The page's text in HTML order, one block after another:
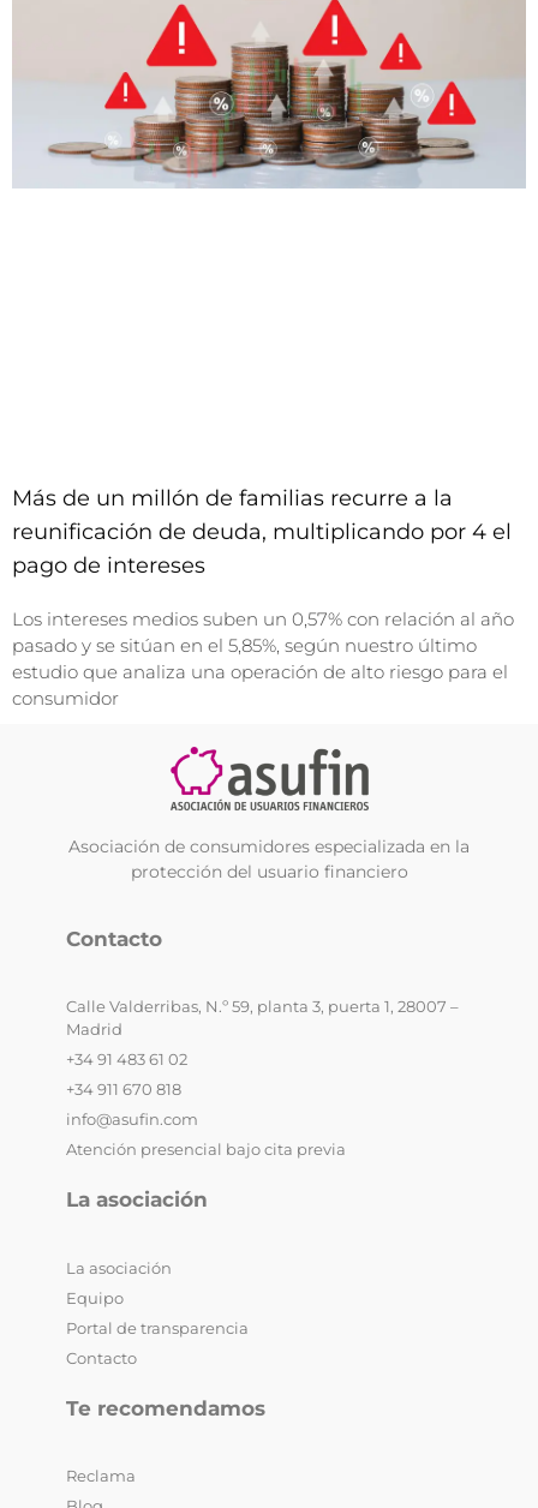
Más de un millón de familias recurre a la
reunificación de deuda, multiplicando por 4 el
pago de intereses
Los intereses medios suben un 0,57% con relación al año
pasado y se sitúan en el 5,85%, según nuestro último
estudio que analiza una operación de alto riesgo para el
consumidor
Asociación de consumidores especializada en la
protección del usuario financiero
Contacto
Calle Valderribas, N.º 59, planta 3, puerta 1, 28007 –
Madrid
+34 91 483 61 02
+34 911 670 818
info@asufin.com
Atención presencial bajo cita previa
La asociación
La asociación
Equipo
Portal de transparencia
Contacto
Te recomendamos
Reclama